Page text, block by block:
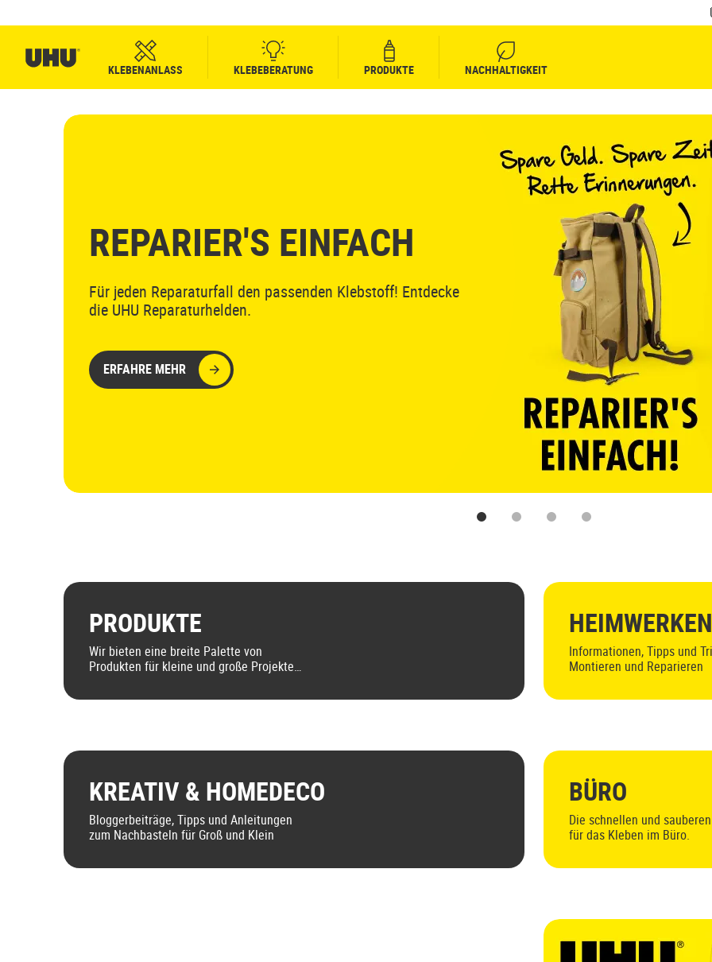
KLEBENANLASS KLEBEBERATUNG PRODUKTE NACHHALTIGKEIT
REPARIER'S EINFACH
Für jeden Reparaturfall den passenden Klebstoff! Entdecke
die UHU Reparaturhelden.
ERFAHRE MEHR
1 2 3 4
PRODUKTE
Wir bieten eine breite Palette von
Produkten für kleine und große Projekte.
Informationen, Tipps und
Montieren und Reparieren
KREATIV & HOMEDECO
Bloggerbeiträge, Tipps und Anleitungen
zum Nachbasteln für Groß und Klein
BÜRO
Die schnellen und
für das Kleben im Büro.